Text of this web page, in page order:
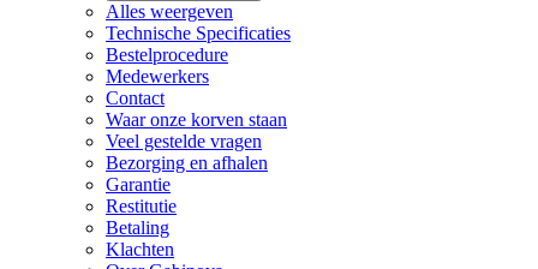
Alles weergeven
Technische Specificaties
Bestelprocedure
Medewerkers
Contact
Waar onze korven staan
Veel gestelde vragen
Bezorging en afhalen
Garantie
Restitutie
Betaling
Klachten